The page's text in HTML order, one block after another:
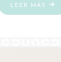
LEER MÁS
"DIY
ARO